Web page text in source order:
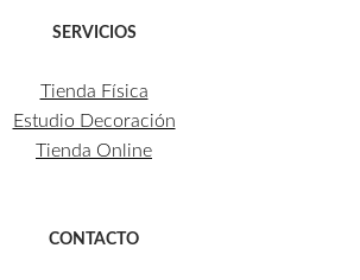
SERVICIOS
Tienda Física
Estudio Decoración
Tienda Online
CONTACTO